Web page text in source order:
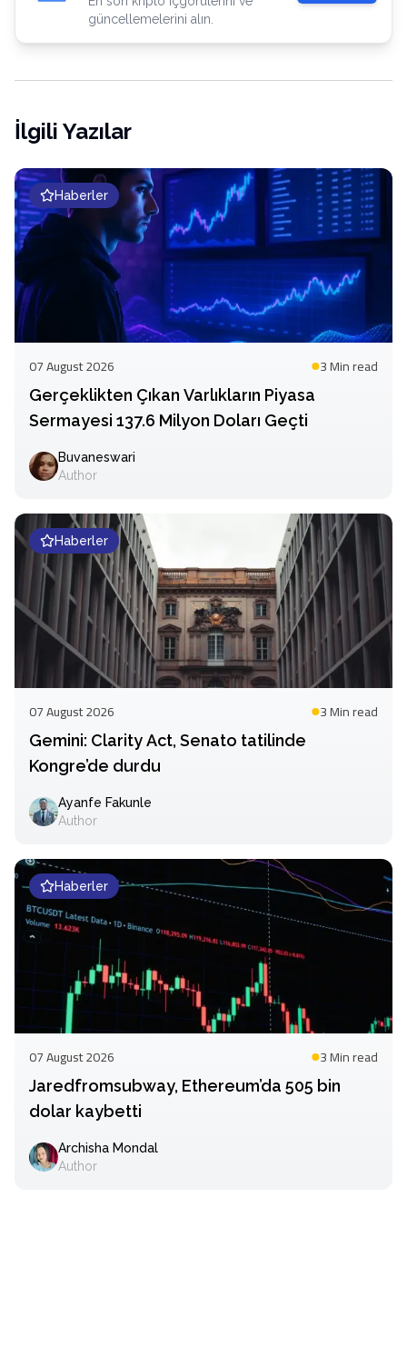
güncellemelerini alın.
İlgili Yazılar
Haberler
07 August 2026 3 Minread
Gerçeklikten Çıkan Varlıkların Piyasa
Sermayesi 137.6 Milyon Doları Geçti
Buvaneswari
Author
Haberler
07 August 2026 3 Minread
Gemini: Clarity Act, Senato tatilinde
Kongre’de durdu
Ayanfe Fakunle
Author
Haberler
07 August 2026 3 Minread
Jaredfromsubway, Ethereum’da 505 bin
dolar kaybetti
Archisha Mondal
Author